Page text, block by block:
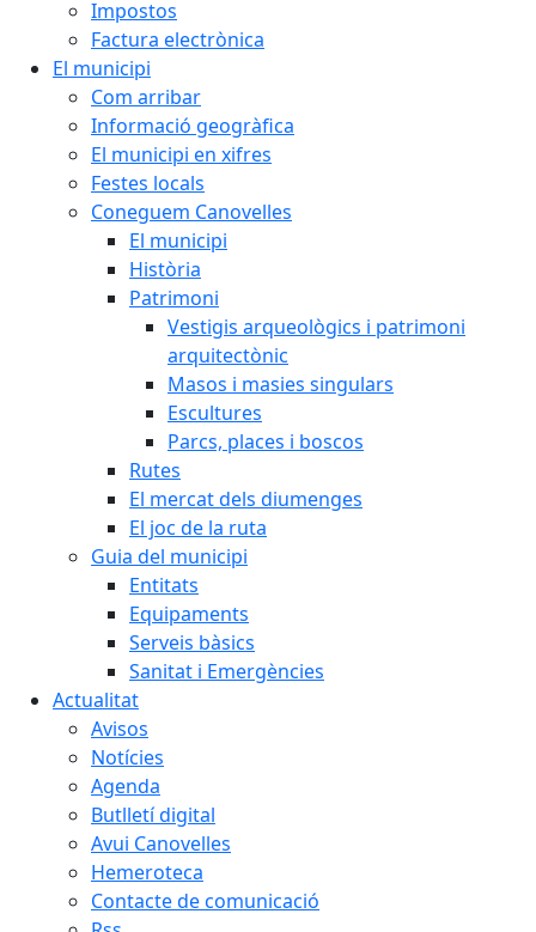
Impostos
Factura electrònica
El municipi
Com arribar
Informació geogràfica
El municipi en xifres
Festes locals
Coneguem Canovelles
El municipi
Història
Patrimoni
Vestigis arqueològics i patrimoni
arquitectònic
Masos i masies singulars
Escultures
Parcs, places i boscos
Rutes
El mercat dels diumenges
El joc de la ruta
Guia del municipi
Entitats
Equipaments
Serveis bàsics
Sanitat i Emergències
Actualitat
Avisos
Notícies
Agenda
Butlletí digital
Avui Canovelles
Hemeroteca
Contacte de comunicació